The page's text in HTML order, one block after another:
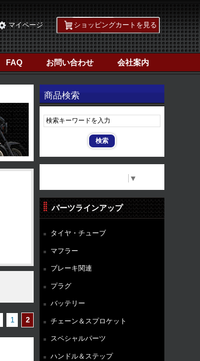
マイページ ショッピングカートを見る
FAQ お問い合わせ 会社案内
商品検索
▼
1 2
パーツラインアップ
タイヤ・チューブ
マフラー
ブレーキ関連
プラグ
バッテリー
チェーン＆スプロケット
スペシャルパーツ
ハンドル＆ステップ